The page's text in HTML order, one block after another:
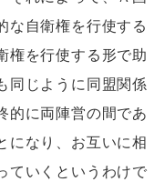
な自衛権を行使する
権を行使する形で助
同じように同盟関係
的に両陣営の間であ
になり、お互いに相
ていくというわけで